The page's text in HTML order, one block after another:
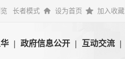
长者模式 设为首页 加入收藏
| 政府信息公开 | 互动交流 |